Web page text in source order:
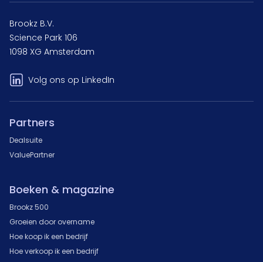
Brookz B.V.
Science Park 106
1098 XG Amsterdam
Volg ons op LinkedIn
Partners
Dealsuite
ValuePartner
Boeken & magazine
Brookz 500
Groeien door overname
Hoe koop ik een bedrijf
Hoe verkoop ik een bedrijf